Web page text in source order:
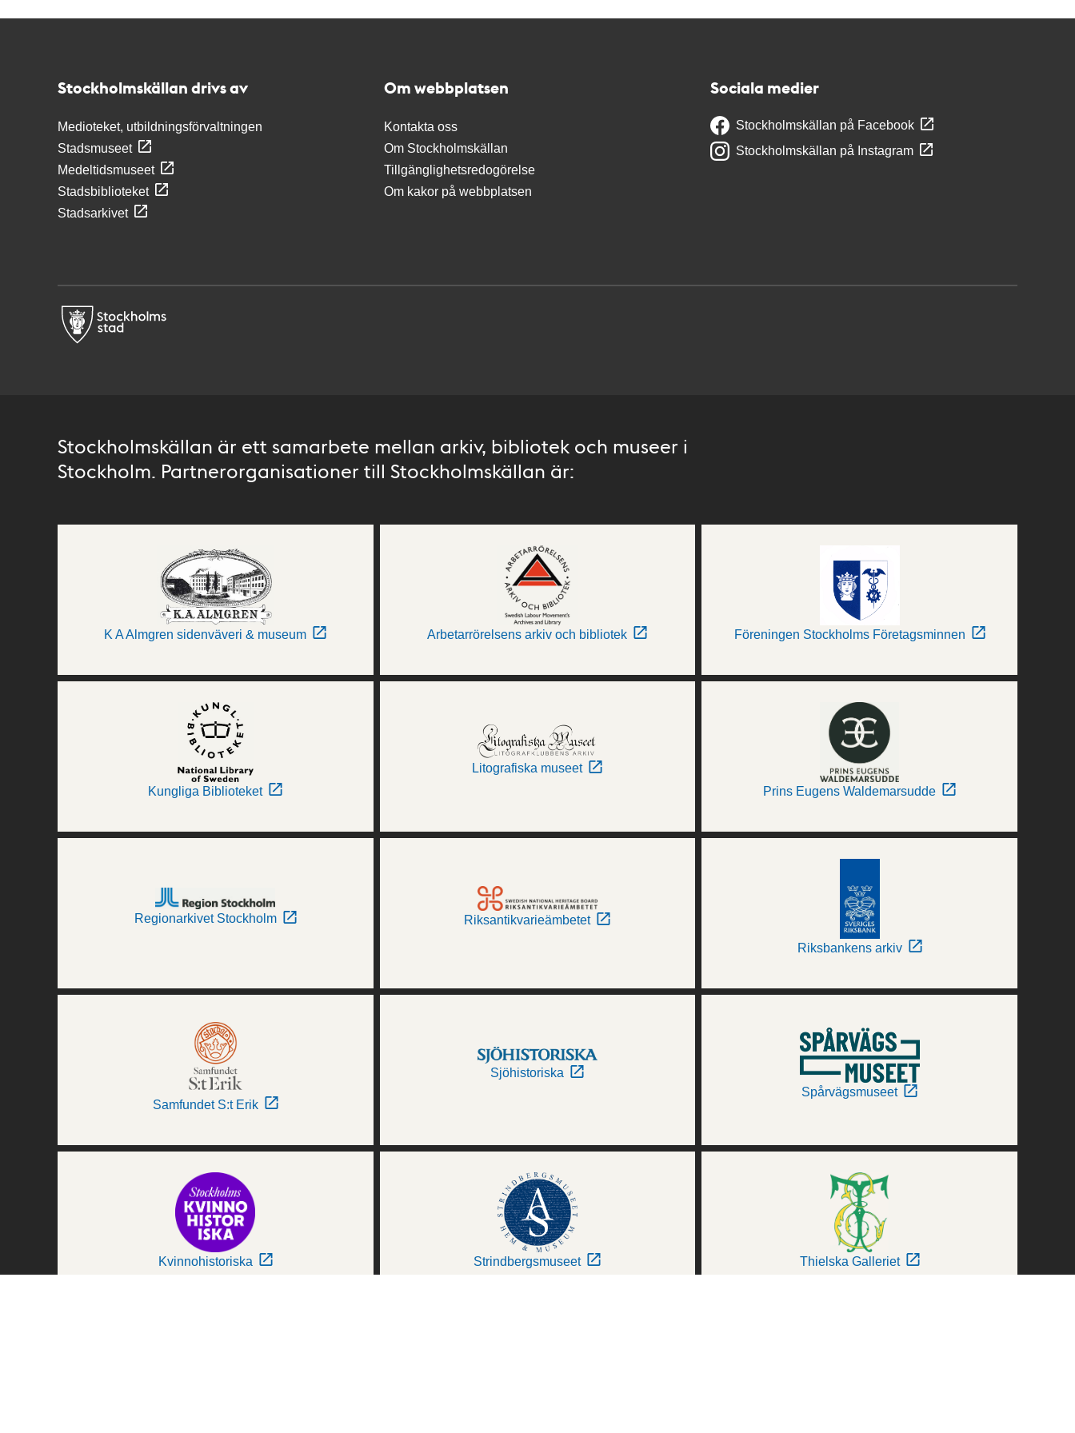
Stockholmskällan drivs av
Medioteket, utbildningsförvaltningen
Stadsmuseet
Medeltidsmuseet
Stadsbiblioteket
Stadsarkivet
Om webbplatsen
Kontakta oss
Om Stockholmskällan
Tillgänglighetsredogörelse
Om kakor på webbplatsen
Sociala medier
Stockholmskällan på Facebook
Stockholmskällan på Instagram
Stockholmskällan är ett samarbete mellan arkiv, bibliotek och museer i
Stockholm. Partnerorganisationer till Stockholmskällan är:
K A Almgren sidenväveri & museum Arbetarrörelsens arkiv och bibliotek Föreningen Stockholms Företagsminnen
Kungliga Biblioteket
Litografiska museet
Prins Eugens Waldemarsudde
Regionarkivet Stockholm Riksantikvarieämbetet
Riksbankens arkiv
Samfundet S:t Erik
Sjöhistoriska
Spårvägsmuseet
Kvinnohistoriska Strindbergsmuseet Thielska Galleriet